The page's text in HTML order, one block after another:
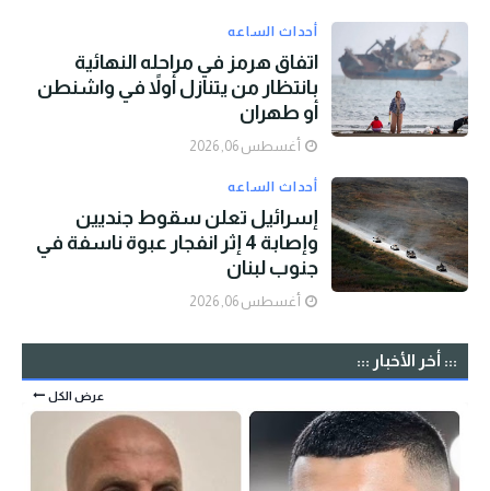
أحداث الساعه
اتفاق هرمز في مراحله النهائية
بانتظار من يتنازل أولاً في واشنطن
أو طهران
أغسطس 06, 2026
أحداث الساعه
إسرائيل تعلن سقوط جنديين
وإصابة 4 إثر انفجار عبوة ناسفة في
جنوب لبنان
أغسطس 06, 2026
::: أخر الأخبار :::
عرض الكل